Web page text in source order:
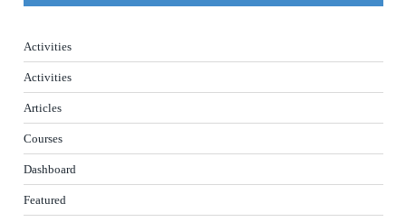
Activities
Activities
Articles
Courses
Dashboard
Featured